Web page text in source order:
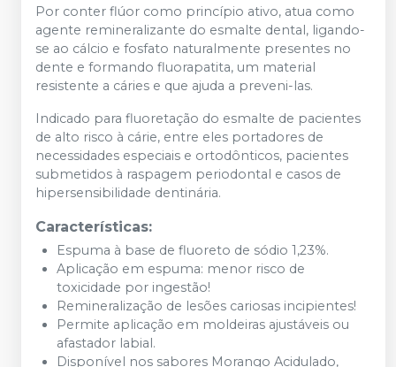
Por conter flúor como princípio ativo, atua como
agente remineralizante do esmalte dental, ligando-
se ao cálcio e fosfato naturalmente presentes no
dente e formando fluorapatita, um material
resistente a cáries e que ajuda a preveni-las.
Indicado para fluoretação do esmalte de pacientes
de alto risco à cárie, entre eles portadores de
necessidades especiais e ortodônticos, pacientes
submetidos à raspagem periodontal e casos de
hipersensibilidade dentinária.
Características:
Espuma à base de fluoreto de sódio 1,23%.
Aplicação em espuma: menor risco de
toxicidade por ingestão!
Remineralização de lesões cariosas incipientes!
Permite aplicação em moldeiras ajustáveis ou
afastador labial.
Disponível nos sabores Morango Acidulado,